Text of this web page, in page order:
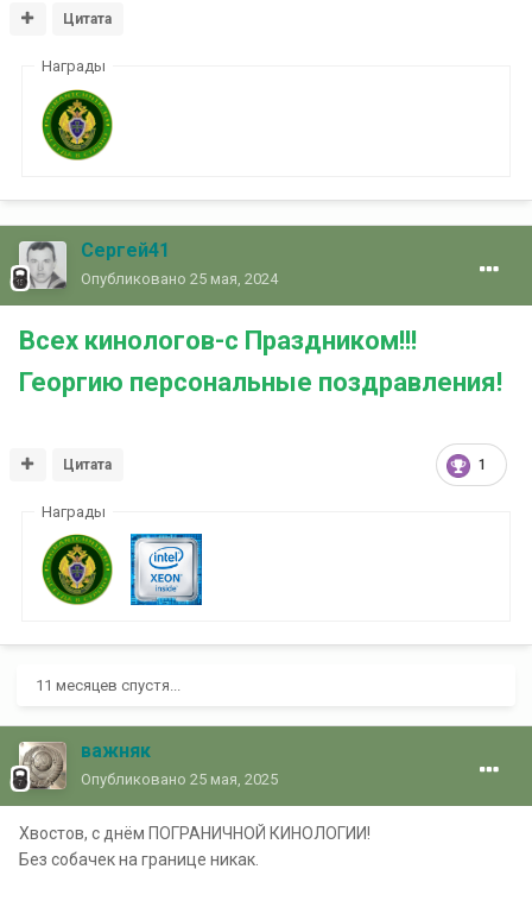
Цитата
Награды
Сергей41
Опубликовано 25 мая, 2024
Всех кинологов-с Праздником!!!
Георгию персональные поздравления!
1
Цитата
Награды
11 месяцев спустя...
важняк
Опубликовано 25 мая, 2025
Хвостов, с днём ПОГРАНИЧНОЙ КИНОЛОГИИ!
Без собачек на границе никак.